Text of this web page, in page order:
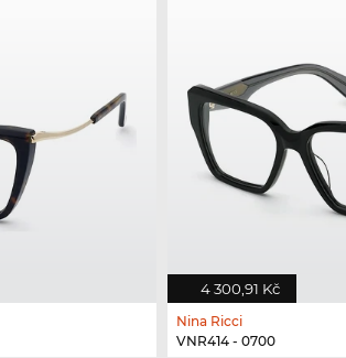
4 300,91 Kč
Nina Ricci
VNR414 - 0700